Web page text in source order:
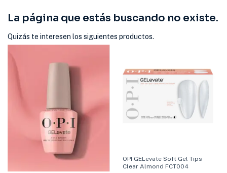
La página que estás buscando no existe.
Quizás te interesen los siguientes productos.
OPI GELevate Soft Gel Tips
Clear Almond FCT004